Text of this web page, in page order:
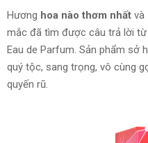
Hương hoa nào thơm nhất và
mắc đã tìm được câu trả lời
Eau de Parfum. Sản phẩm sở
quý tộc, sang trọng, vô cùng
quyến rũ.